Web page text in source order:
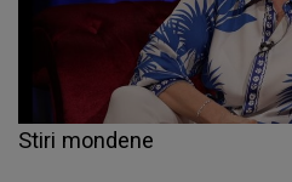
Stiri mondene